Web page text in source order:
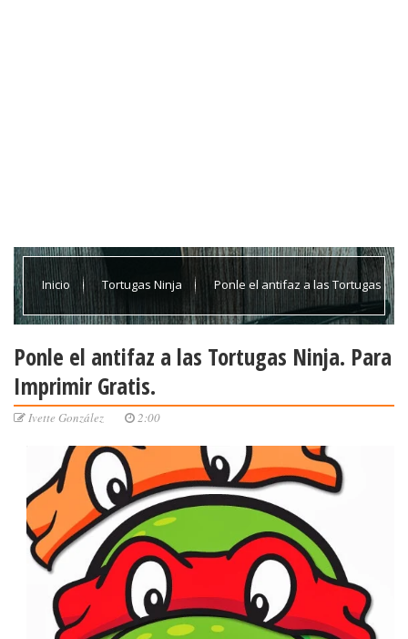
Inicio Tortugas Ninja Ponle el antifaz a las Tortugas
Ponle el antifaz a las Tortugas Ninja. Para
Imprimir Gratis.
Ivette González 2:00